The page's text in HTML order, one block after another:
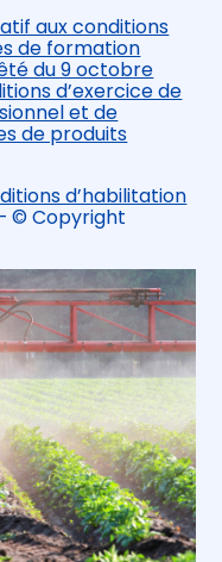
aux conditions
de formation
du 9 octobre
d’exercice de
et de
de produits
d’habilitation
© Copyright